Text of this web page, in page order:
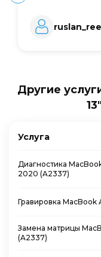
Другие
Услуга
Диагностика
2020 (A2337)
Гравировка MacBook
Замена матрицы
(A2337)